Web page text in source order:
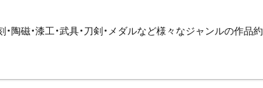
・陶磁・漆工・武具・刀剣・メダルなど様々なジャンルの作品約